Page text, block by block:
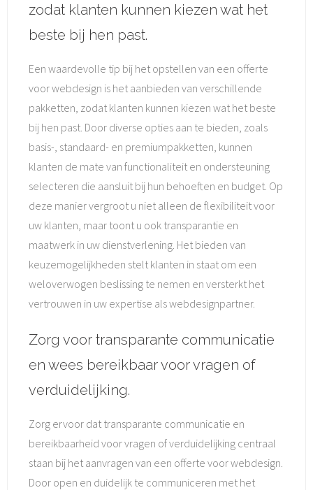
zodat klanten kunnen kiezen wat het
beste bij hen past.
Een waardevolle tip bij het opstellen van een offerte
voor webdesign is het aanbieden van verschillende
pakketten, zodat klanten kunnen kiezen wat het beste
bij hen past. Door diverse opties aan te bieden, zoals
basis-, standaard- en premiumpakketten, kunnen
klanten de mate van functionaliteit en ondersteuning
selecteren die aansluit bij hun behoeften en budget. Op
deze manier vergroot u niet alleen de flexibiliteit voor
uw klanten, maar toont u ook transparantie en
maatwerk in uw dienstverlening. Het bieden van
keuzemogelijkheden stelt klanten in staat om een
weloverwogen beslissing te nemen en versterkt het
vertrouwen in uw expertise als webdesignpartner.
Zorg voor transparante communicatie
en wees bereikbaar voor vragen of
verduidelijking.
Zorg ervoor dat transparante communicatie en
bereikbaarheid voor vragen of verduidelijking centraal
staan bij het aanvragen van een offerte voor webdesign.
Door open en duidelijk te communiceren met het